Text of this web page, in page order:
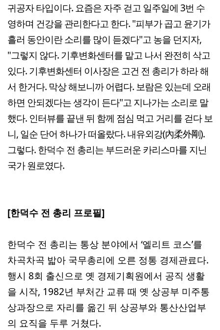
귀공자 타입이다. 요즘은 자주 걷고 일주일에 3번 수
영하며 건강을 관리한다고 한다. "피부가 곱고 윤기가
흘러 동안이란 소리를 많이 듣겠다"고 농을 던지자,
"그렇지 않다. 기후변화센터를 맡고 나서 완전히 삭고
있다. 기후변화센터 이사장은 고건 전 총리가 하라 해
서 한거다. 막상 해보니까 어렵다. 보람은 있는데 오래
하면 안되겠다는 생각이 든다"고 지나가는 소리로 말
했다. 인터뷰를 끝낸 뒤 함께 점심 먹고 거리를 걷다 보
니, 일순 단어 하나가 떠올랐다. 내유외강(內柔外剛).
그렇다. 한덕수 전 총리는 부드러운 카리스마를 지닌
국가 원로였다.
[한덕수 전 총리 프로필]
한덕수 전 총리는 통상 분야에서 ‘엘리트 코스’를
차곡차곡 밟아 국무총리에 오른 정통 경제관료다.
행시 8회 출신으로 옛 경제기획원에서 공직 생활
을 시작, 1982년 부처간 교류 때 옛 상공부 미주통
상과장으로 자리를 옮긴 뒤 상공부와 통산산업부
의 요직을 두루 거쳤다.